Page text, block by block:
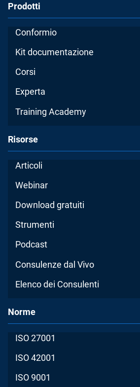
Prodotti
Conformio
Kit documentazione
Corsi
Experta
Training Academy
Risorse
Articoli
Webinar
Download gratuiti
Strumenti
Podcast
Consulenze dal Vivo
Elenco dei Consulenti
Norme
ISO 27001
ISO 42001
ISO 9001